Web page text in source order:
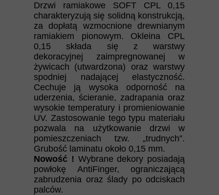
Drzwi ramiakowe SOFT CPL 0,15
charakteryzują się solidną konstrukcją,
za dopłatą wzmocnione drewnianym
ramiakiem pionowym. Okleina CPL
0,15 składa się z warstwy
dekoracyjnej zaimpregnowanej w
żywicach (utwardzona) oraz warstwy
spodniej nadającej elastyczność.
Cechuje ją wysoka odporność na
uderzenia, ścieranie, zadrapania oraz
wysokie temperatury i promieniowanie
UV. Zastosowanie tego typu materiału
pozwala na użytkowanie drzwi w
pomieszczeniach tzw. „trudnych”.
Grubość laminatu około 0,15 mm.
Nowość ! Wybrane dekory posiadają
powłokę AntiFinger, ograniczającą
zabrudzenia oraz ślady po odciskach
palców.